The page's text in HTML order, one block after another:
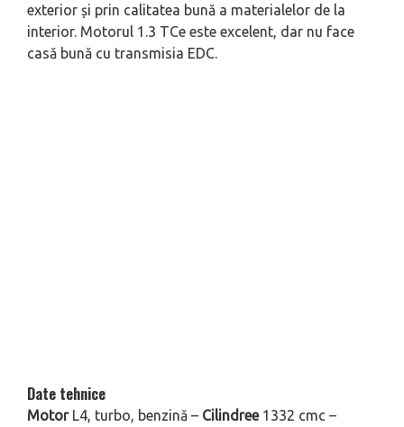
exterior și prin calitatea bună a materialelor de la
interior. Motorul 1.3 TCe este excelent, dar nu face
casă bună cu transmisia EDC.
Date tehnice
MotorL4, turbo, benzină – Cilindree1332 cmc –